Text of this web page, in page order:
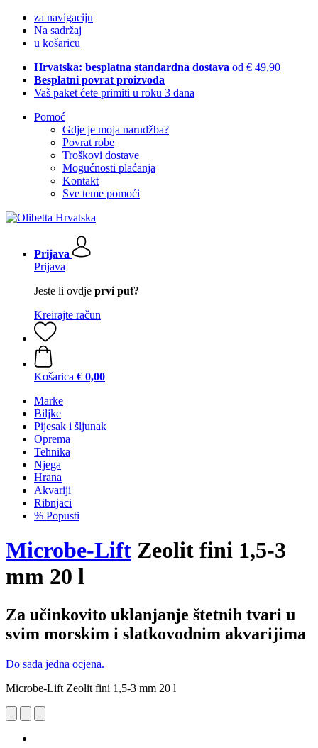
za navigaciju
Na sadržaj
u košaricu
Hrvatska: besplatna standardna dostava od € 49,90
Besplatni povrat proizvoda
Vaš paket ćete primiti u roku 3 dana
Pomoć
Gdje je moja narudžba?
Povrat robe
Troškovi dostave
Mogućnosti plaćanja
Kontakt
Sve teme pomoći
Prijava
Prijava
Jeste li ovdje prvi put?
Kreirajte račun
Košarica € 0,00
Marke
Biljke
Pijesak i šljunak
Oprema
Tehnika
Njega
Hrana
Akvariji
Ribnjaci
% Popusti
Microbe-Lift Zeolit fini 1,5-3
mm 20 l
Za učinkovito uklanjanje štetnih tvari u
svim morskim i slatkovodnim akvarijima
Do sada jedna ocjena.
Microbe-Lift Zeolit fini 1,5-3 mm 20 l